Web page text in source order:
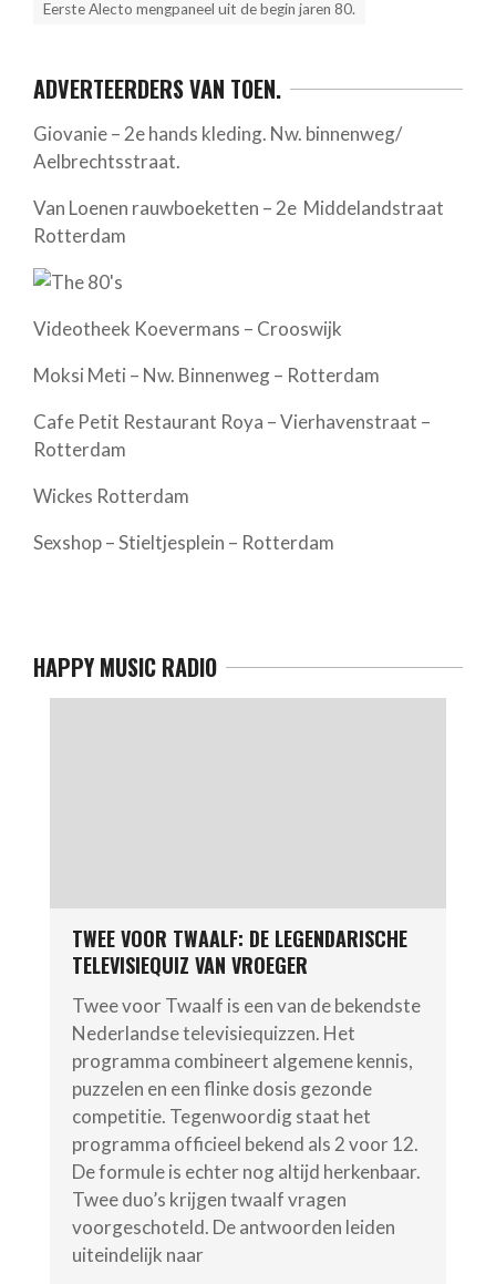
Eerste Alecto mengpaneel uit de begin jaren 80.
ADVERTEERDERS VAN TOEN.
Giovanie – 2e hands kleding. Nw. binnenweg/
Aelbrechtsstraat.
Van Loenen rauwboeketten – 2e Middelandstraat
Rotterdam
Videotheek Koevermans – Crooswijk
Moksi Meti – Nw. Binnenweg – Rotterdam
Cafe Petit Restaurant Roya – Vierhavenstraat –
Rotterdam
Wickes Rotterdam
Sexshop – Stieltjesplein – Rotterdam
HAPPY MUSIC RADIO
TWEE VOOR TWAALF: DE LEGENDARISCHE
TELEVISIEQUIZ VAN VROEGER
Twee voor Twaalf is een van de bekendste
Nederlandse televisiequizzen. Het
programma combineert algemene kennis,
puzzelen en een flinke dosis gezonde
competitie. Tegenwoordig staat het
programma officieel bekend als 2 voor 12.
De formule is echter nog altijd herkenbaar.
Twee duo’s krijgen twaalf vragen
voorgeschoteld. De antwoorden leiden
uiteindelijk naar